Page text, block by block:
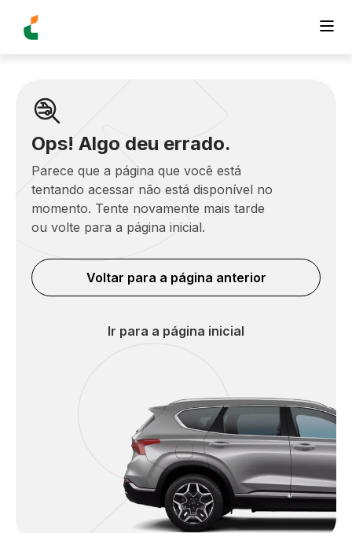
Ops! Algo deu errado.
Parece que a página que você está
tentando acessar não está disponível no
momento. Tente novamente mais tarde
ou volte para a página inicial.
Voltar para a página anterior
Ir para a página inicial